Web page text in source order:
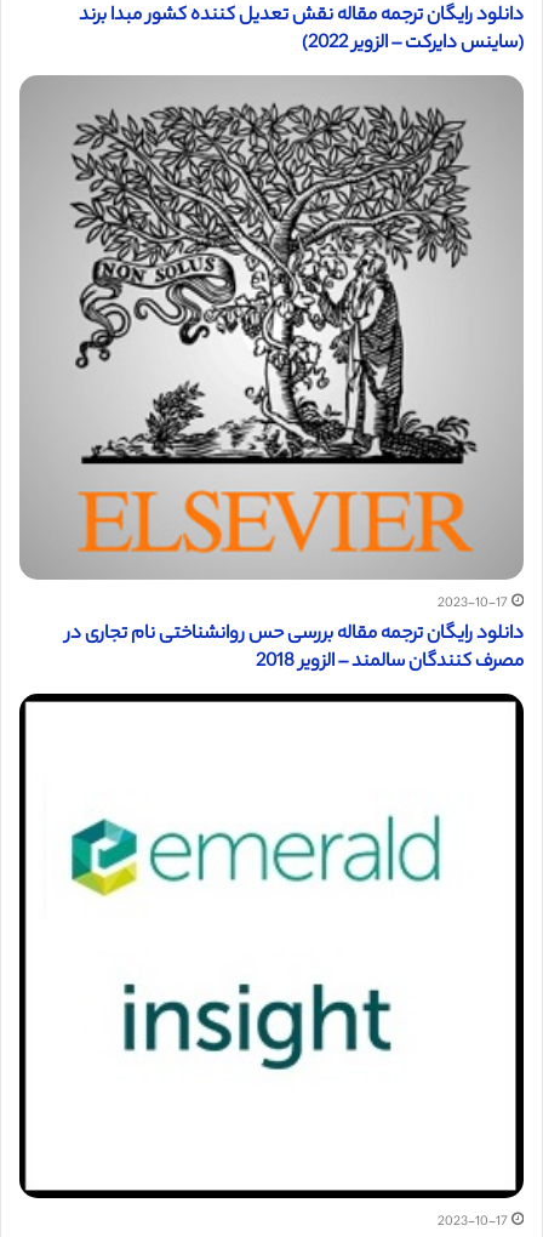
دانلود رایگان ترجمه مقاله نقش تعدیل کننده کشور مبدا برند
(ساینس دایرکت – الزویر 2022)
2023-10-17
دانلود رایگان ترجمه مقاله بررسی حس روانشناختی نام تجاری در
مصرف کنندگان سالمند – الزویر 2018
2023-10-17